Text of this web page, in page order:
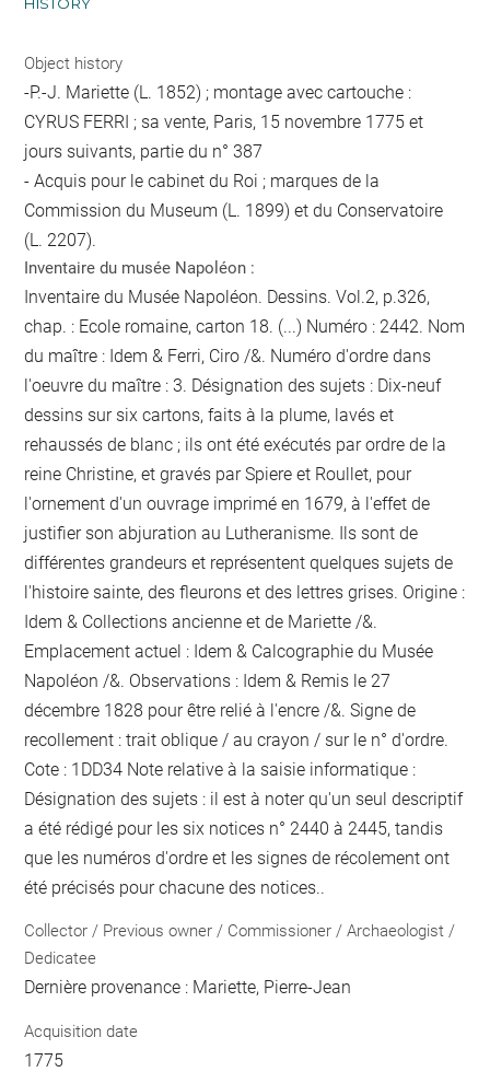
Object history
-P.-J. Mariette (L. 1852) ; montage avec cartouche :
CYRUS FERRI ; sa vente, Paris, 15 novembre 1775 et
jours suivants, partie du n° 387
- Acquis pour le cabinet du Roi ; marques de la
Commission du Museum (L. 1899) et du Conservatoire
(L. 2207).
Inventaire du musée Napoléon :
Inventaire du Musée Napoléon. Dessins. Vol.2, p.326,
chap. : Ecole romaine, carton 18. (...) Numéro : 2442. Nom
du maître : Idem & Ferri, Ciro /&. Numéro d'ordre dans
l'oeuvre du maître : 3. Désignation des sujets : Dix-neuf
dessins sur six cartons, faits à la plume, lavés et
rehaussés de blanc ; ils ont été exécutés par ordre de la
reine Christine, et gravés par Spiere et Roullet, pour
l'ornement d'un ouvrage imprimé en 1679, à l'effet de
justifier son abjuration au Lutheranisme. Ils sont de
différentes grandeurs et représentent quelques sujets de
l'histoire sainte, des fleurons et des lettres grises. Origine :
Idem & Collections ancienne et de Mariette /&.
Emplacement actuel : Idem & Calcographie du Musée
Napoléon /&. Observations : Idem & Remis le 27
décembre 1828 pour être relié à l'encre /&. Signe de
recollement :trait oblique / au crayon / sur le n° d'ordre.
Cote : 1DD34 Note relative à la saisie informatique :
Désignation des sujets : il est à noter qu'un seul descriptif
a été rédigé pour les six notices n° 2440 à 2445, tandis
que les numéros d'ordre et les signes de récolement ont
été précisés pour chacune des notices..
Collector / Previous owner / Commissioner / Archaeologist /
Dedicatee
Dernière provenance : Mariette, Pierre-Jean
Acquisition date
1775